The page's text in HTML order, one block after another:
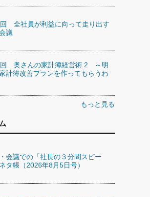
全社員が利益に向って走り出す
議
奥さんの家計簿経営術 2 ～明
計簿改善プランを作ってもらうわ
もっと見る
会議での「社長の３分間スピー
タ帳（2026年8月5日号）